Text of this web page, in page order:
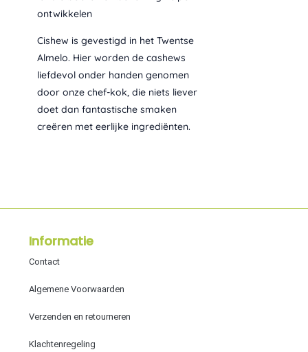
ontwikkelen
Cishew is gevestigd in het Twentse
Almelo. Hier worden de cashews
liefdevol onder handen genomen
door onze chef-kok, die niets liever
doet dan fantastische smaken
creëren met eerlijke ingrediënten.
Informatie
Contact
Algemene Voorwaarden
Verzenden en retourneren
Klachtenregeling